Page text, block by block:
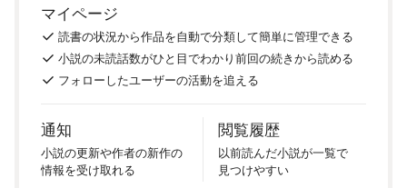
マイページ
読書の状況から作品を自動で分類して簡単に管理できる
小説の未読話数がひと目でわかり前回の続きから読める
フォローしたユーザーの活動を追える
通知
小説の更新や作者の新作の
情報を受け取れる
閲覧履歴
以前読んだ小説が一覧で
見つけやすい